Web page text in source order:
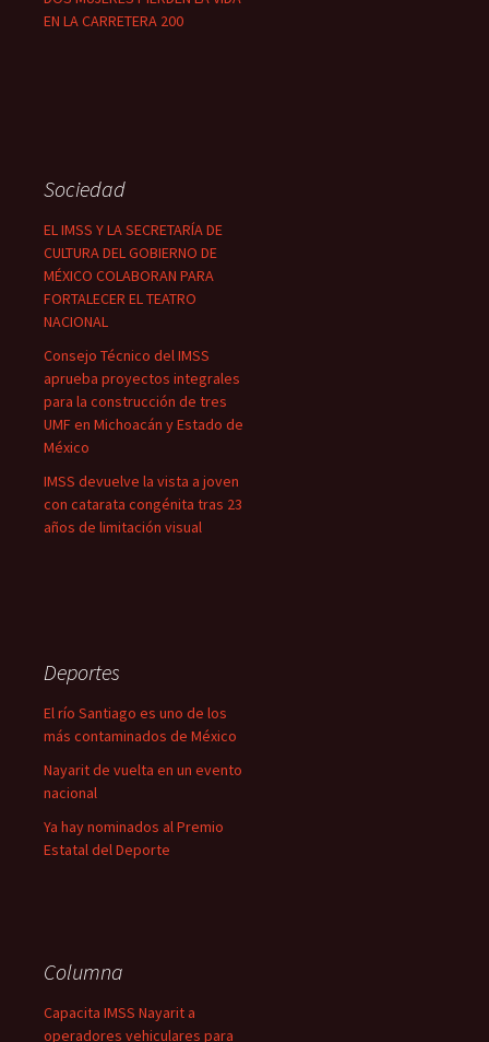
EN LA CARRETERA 200
Sociedad
EL IMSS Y LA SECRETARÍA DE
CULTURA DEL GOBIERNO DE
MÉXICO COLABORAN PARA
FORTALECER EL TEATRO
NACIONAL
Consejo Técnico del IMSS
aprueba proyectos integrales
para la construcción de tres
UMF en Michoacán y Estado de
México
IMSS devuelve la vista a joven
con catarata congénita tras 23
años de limitación visual
Deportes
El río Santiago es uno de los
más contaminados de México
Nayarit de vuelta en un evento
nacional
Ya hay nominados al Premio
Estatal del Deporte
Columna
Capacita IMSS Nayarit a
operadores vehiculares para